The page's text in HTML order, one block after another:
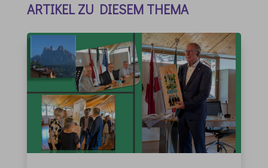
ARTIKEL ZU DIESEM THEMA